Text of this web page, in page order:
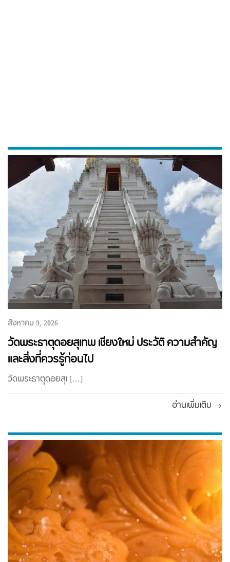
สิงหาคม 9, 2026
วัดพระธาตุดอยสุเทพ เชียงใหม่ ประวัติ ความสำคัญ
และสิ่งที่ควรรู้ก่อนไป
วัดพระธาตุดอยสุเ […]
อ่านเพิ่มเติม